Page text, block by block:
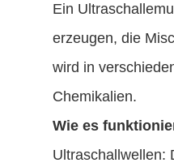
Ein
erzeugen, die
wird in
Chemikalien.
Wie es
Ultraschallwellen: